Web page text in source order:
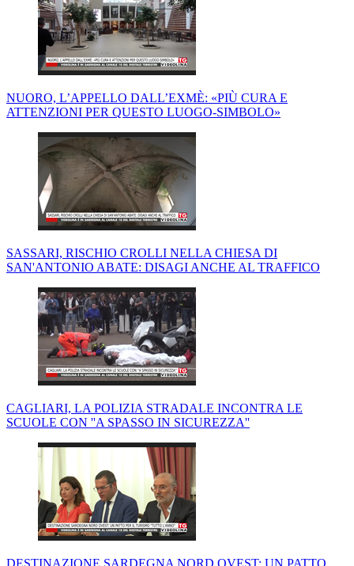
NUORO, L’APPELLO DALL’EXMÈ: «PIÙ CURA E
ATTENZIONI PER QUESTO LUOGO-SIMBOLO»
SASSARI, RISCHIO CROLLI NELLA CHIESA DI
SAN'ANTONIO ABATE: DISAGI ANCHE AL TRAFFICO
CAGLIARI, LA POLIZIA STRADALE INCONTRA LE
SCUOLE CON ''A SPASSO IN SICUREZZA''